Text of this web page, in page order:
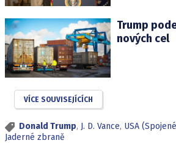
Trump
nových cel
VÍCE SOUVISEJÍCÍCH
Donald Trump, J. D. Vance, USA
Jaderné zbraně